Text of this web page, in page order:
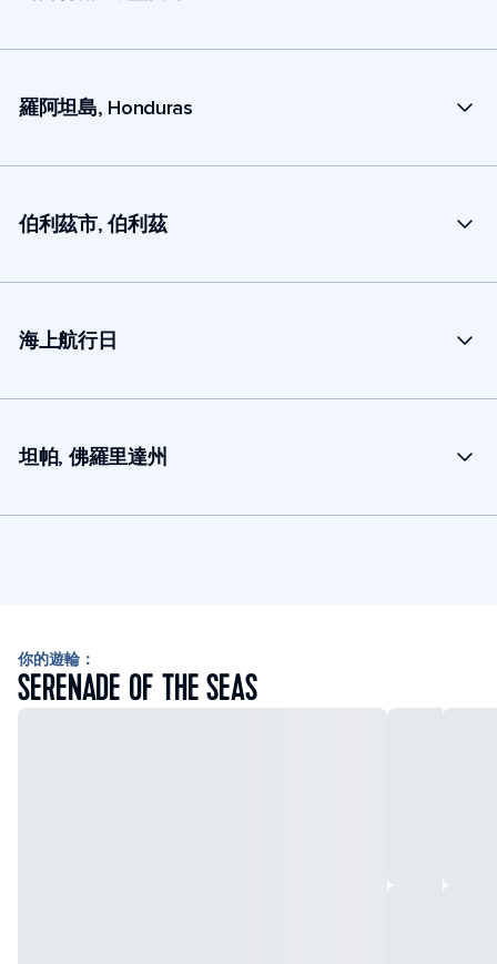
羅阿坦島, Honduras
伯利茲市, 伯利茲
海上航行日
坦帕, 佛羅里達州
你的遊輪：
SERENADE OF THE SEAS